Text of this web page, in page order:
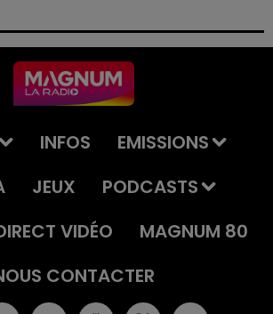
de son véhicule.
INFOS
EMISSIONS
JEUX
PODCASTS
VIDÉO
MAGNUM 80
CONTACTER